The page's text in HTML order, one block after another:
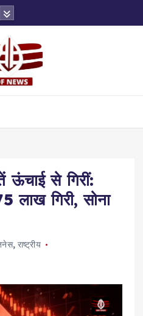
ऊंचाई से गिरीं:
लाख गिरी, सोना
,राष्ट्रीय